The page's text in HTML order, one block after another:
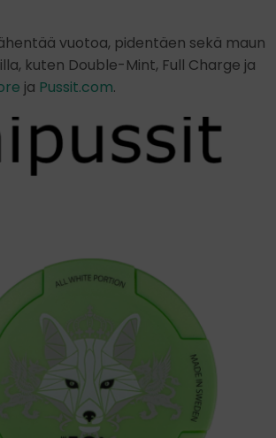
vuotoa, pidentäen sekä maun
kuten Double-Mint, Full Charge ja
ja Pussit.com.